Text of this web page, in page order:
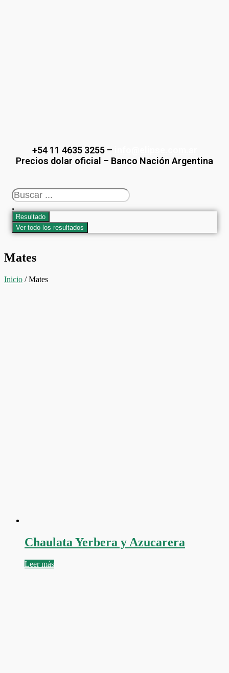
+54 11 4635 3255 –
Precios dolar oficial – Banco Nación Argentina
Search
...
Resultado
Ver todo los resultados
Mates
Inicio / Mates
Chaulata Yerbera y Azucarera
Leer más